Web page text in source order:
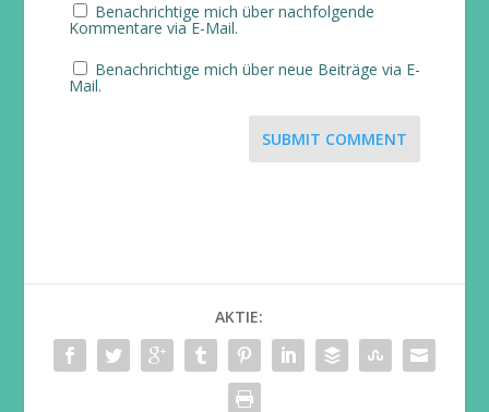
Benachrichtige mich über nachfolgende
Kommentare via E-Mail.
Benachrichtige mich über neue Beiträge via E-
Mail.
SUBMIT COMMENT
AKTIE: